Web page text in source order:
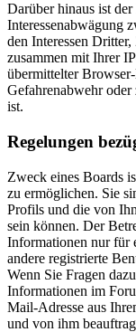
Darüber hinaus ist
Interessenabwägung
den Interessen
zusammen mit Ihrer
übermittelter
Gefahrenabwehr
ist.
Regelungen
Zweck eines Boards
zu ermöglichen. Sie
Profils und die von
sein können. Der
Informationen nur für
andere registrierte
Wenn Sie Fragen
Informationen im
Mail-Adresse aus
und von ihm